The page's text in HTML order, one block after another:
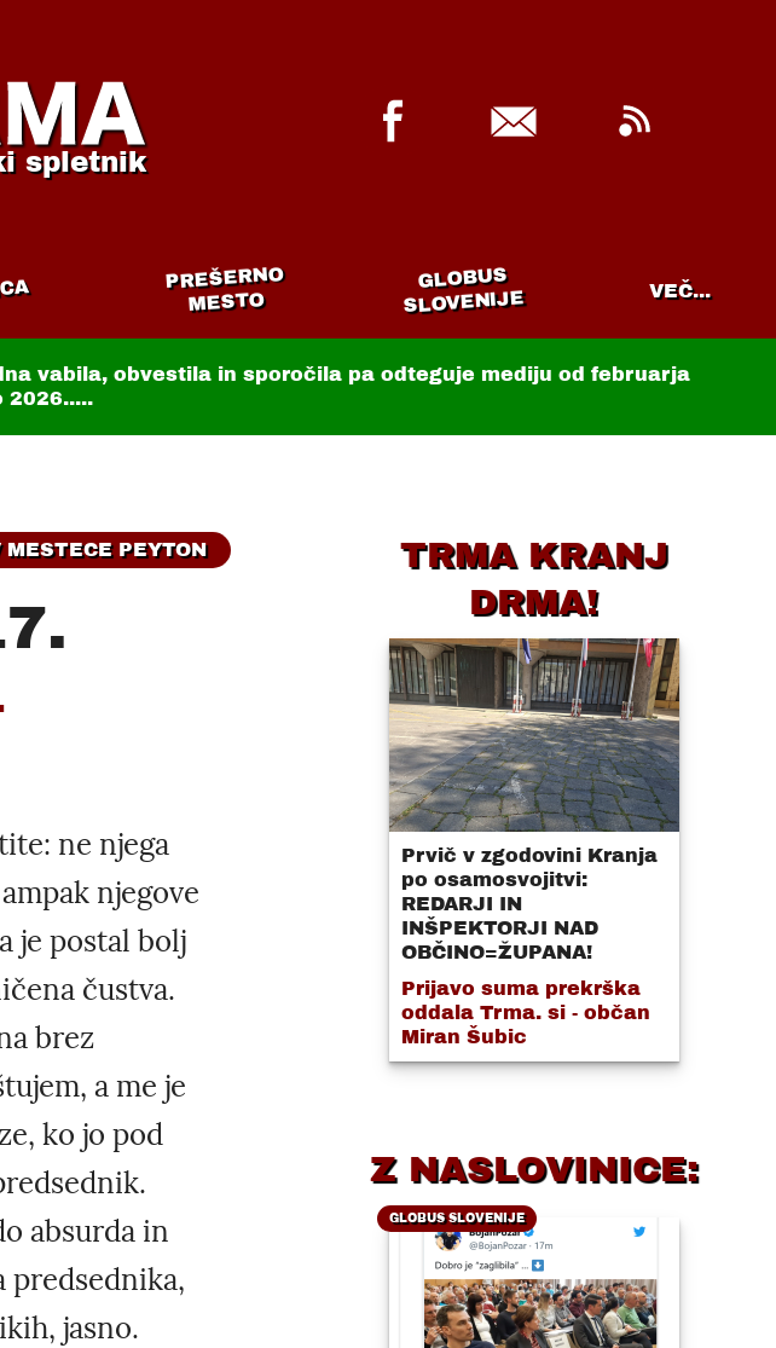
spletnik
PREŠERNO
MESTO
GLOBUS
SLOVENIJE VEČ...
vabila, obvestila in sporočila pa odteguje mediju od februarja
2026.....
MESTECE PEYTON
ne njega
njegove
je postal bolj
čustva.
brez
a me je
ko jo pod
absurda in
predsednika,
jasno.
TRMA KRANJ
DRMA!
Prvič v zgodovini Kranja
po osamosvojitvi:
REDARJI IN
INŠPEKTORJI NAD
OBČINO=ŽUPANA!
Prijavo suma prekrška
oddala Trma. si - občan
Miran Šubic
Z NASLOVINICE:
GLOBUS SLOVENIJE